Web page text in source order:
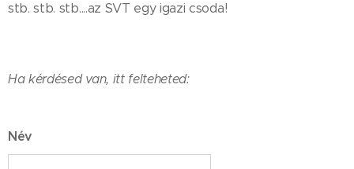
stb. stb. stb....az SVT egy igazi csoda!
Ha kérdésed van, itt felteheted:
Név